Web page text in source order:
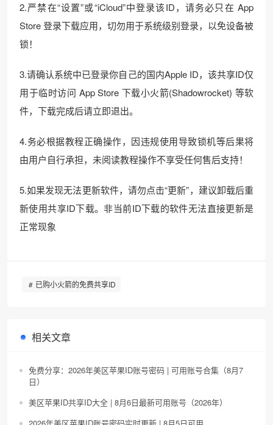
2.严禁在“设置”或“iCloud”中登录该ID，请务必只在 App
Store 登录下载应用，切勿用于系统级别登录，以免设备被
锁！
3.请确认系统中已登录你自己的国内Apple ID，该共享ID仅
用于临时访问 App Store 下载小火箭(Shadowrocket) 等软
件，下载完成后请立即退出。
4.务必根据教程正确操作，因违规使用导致锁机等后果将
由用户自行承担，未阅读教程操作不享受任何售后支持！
5.如果发现无法更新软件，请勿点击“更新”，建议卸载后重
新使用共享ID下载。非当前ID下载的软件无法直接更新是
正常现象
已购小火箭的免费共享ID
相关文章
免费分享：2026年美区苹果ID账号密码 | 可用账号合集（8月7
日）
美区苹果ID共享ID大全 | 8月6日最新可用账号（2026年）